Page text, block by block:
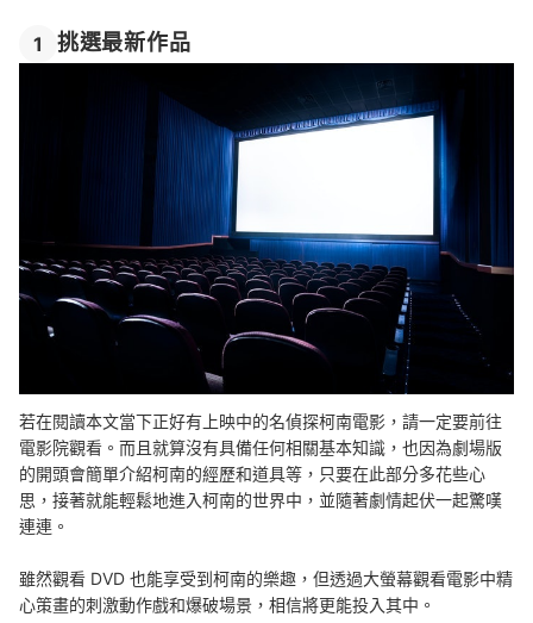
1 挑選最新作品
若在閱讀本文當下正好有上映中的名偵探柯南電影，請一定要前往
電影院觀看。而且就算沒有具備任何相關基本知識，也因為劇場版
的開頭會簡單介紹柯南的經歷和道具等，只要在此部分多花些心
思，接著就能輕鬆地進入柯南的世界中，並隨著劇情起伏一起驚嘆
連連。
雖然觀看 DVD 也能享受到柯南的樂趣，但透過大螢幕觀看電影中精
心策畫的刺激動作戲和爆破場景，相信將更能投入其中。